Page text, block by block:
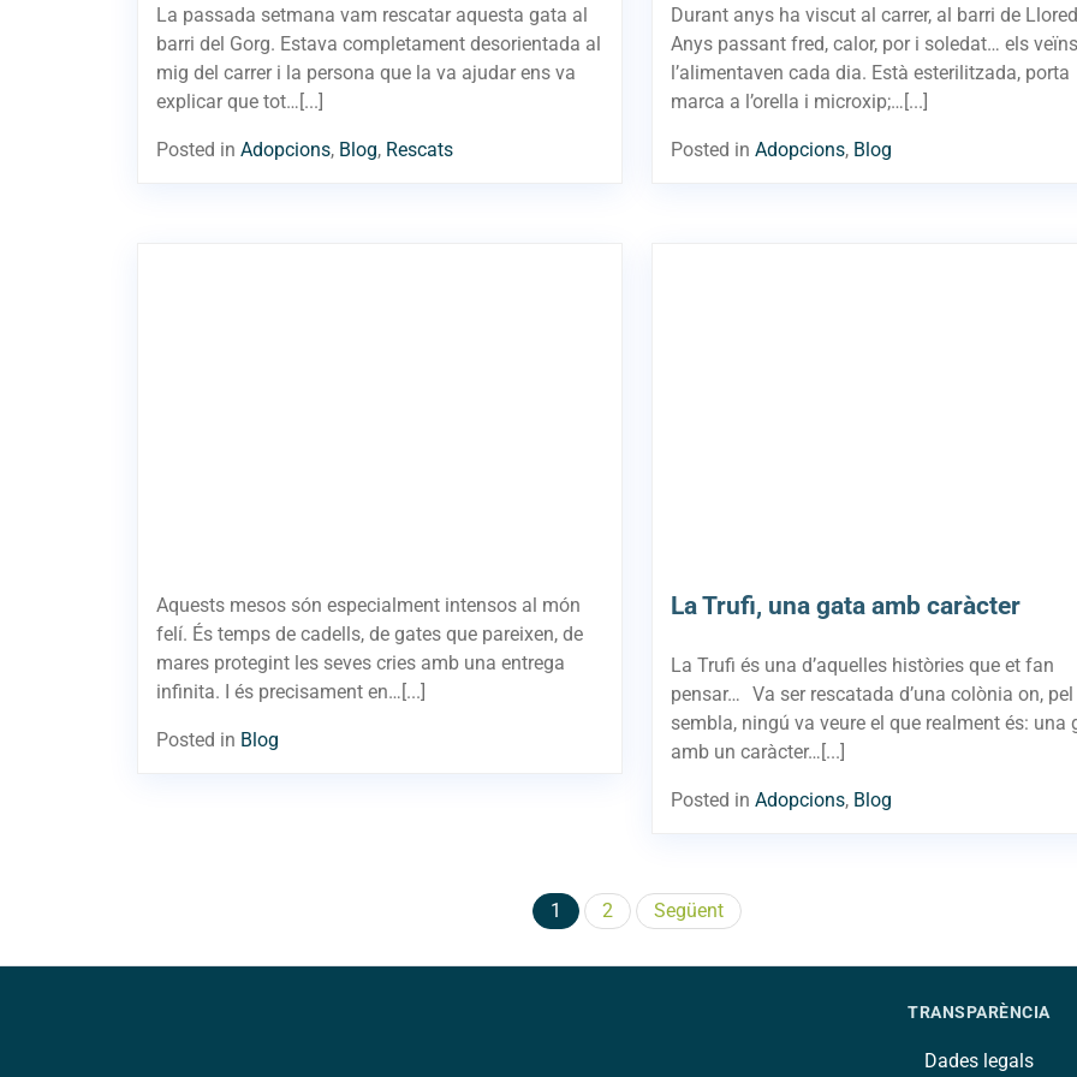
La passada setmana vam rescatar aquesta gata al
barri del Gorg. Estava completament desorientada al
mig del carrer i la persona que la va ajudar ens va
explicar que tot…[...]
Posted in Adopcions, Blog, Rescats
Durant anys ha viscut al carrer, al barri de
Anys passant fred, calor, por i soledat… els veïns
l’alimentaven cada dia. Està esterilitzada, porta
marca a l’orella i microxip;…[...]
Posted in Adopcions, Blog
Aquests mesos són especialment intensos al món
felí. És temps de cadells, de gates que pareixen, de
mares protegint les seves cries amb una entrega
infinita. I és precisament en…[...]
Posted in Blog
La Trufi, una gata amb caràcter
La Trufi és una d’aquelles històries que et fan
pensar… Va ser rescatada d’una colònia on, pel
sembla, ningú va veure el que realment és: una
amb un caràcter…[...]
Posted in Adopcions, Blog
Paginació
de
1 2 Següent
TRANSPARÈNCIA
Dades legals